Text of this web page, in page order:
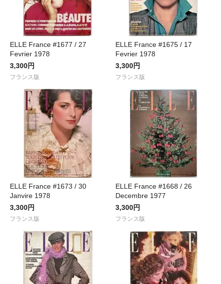
ELLE France #1677 / 27
Fevrier 1978
3,300円
フランス版
ELLE France #1675 / 17
Fevrier 1978
3,300円
フランス版
ELLE France #1673 / 30
Janvire 1978
3,300円
フランス版
ELLE France #1668 / 26
Decembre 1977
3,300円
フランス版